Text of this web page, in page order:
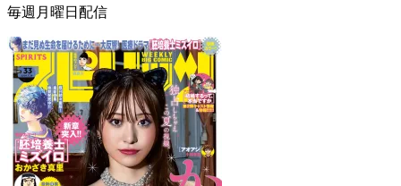
毎週月曜日配信